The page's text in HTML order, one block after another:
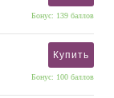
Бонус: 139 баллов
Купить
Бонус: 100 баллов